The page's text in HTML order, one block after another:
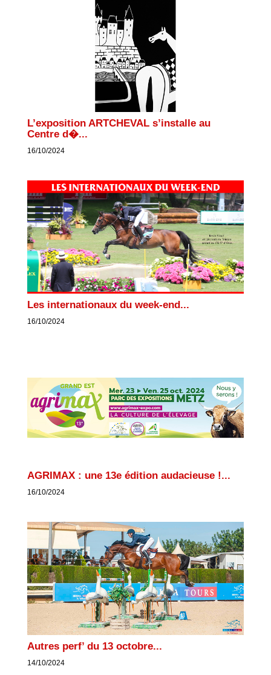
L’exposition ARTCHEVAL s’installe au
Centre d�...
16/10/2024
Les internationaux du week-end...
16/10/2024
AGRIMAX : une 13e édition audacieuse !...
16/10/2024
Autres perf’ du 13 octobre...
14/10/2024